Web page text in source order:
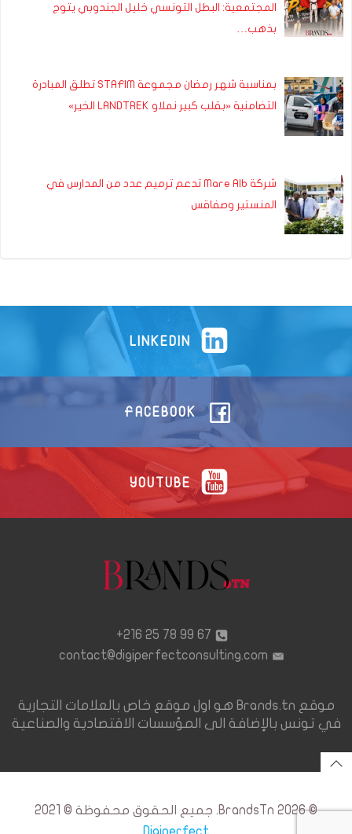
المجتمعية: البطل التونسي خليل الجندوبي يتوج
بذهب…
بمناسبة شهر رمضان مجموعة STAFIM تطلق المبادرة
التضامنية «بقلب كبير نملاو LANDTREK الخير»
شركة Mare Alb تدعم ترميم عدد من المدارس في
المنستير وصفاقس
LINKEDIN
FACEBOOK
YOUTUBE
67 99 78 25 216+
contact@digiperfectconsulting.com
موقع Brands.tn هو اول موقع خاص بالعلامات التجارية
في تونس بالإضافة الى المؤسسات الاقتصادية والصناعية
© 2026 BrandsTn. جميع الحقوق محفوظة © 2021